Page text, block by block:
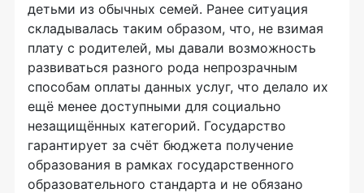
детьми из обычных семей. Ранее ситуация
складывалась таким образом, что, не взимая
плату с родителей, мы давали возможность
развиваться разного рода непрозрачным
способам оплаты данных услуг, что делало их
ещё менее доступными для социально
незащищённых категорий. Государство
гарантирует за счёт бюджета получение
образования в рамках государственного
образовательного стандарта и не обязано